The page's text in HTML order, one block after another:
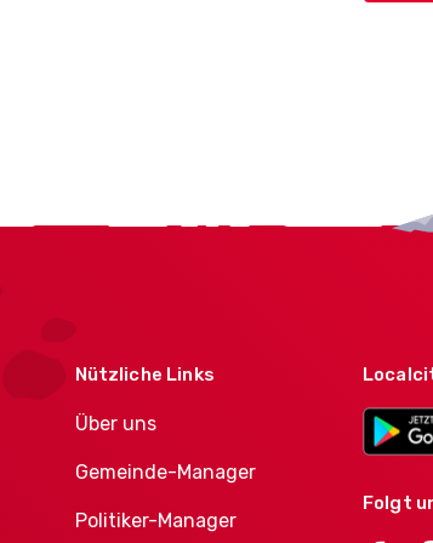
Nützliche Links
Über uns
Gemeinde-Manager
Politiker-Manager
Folgt